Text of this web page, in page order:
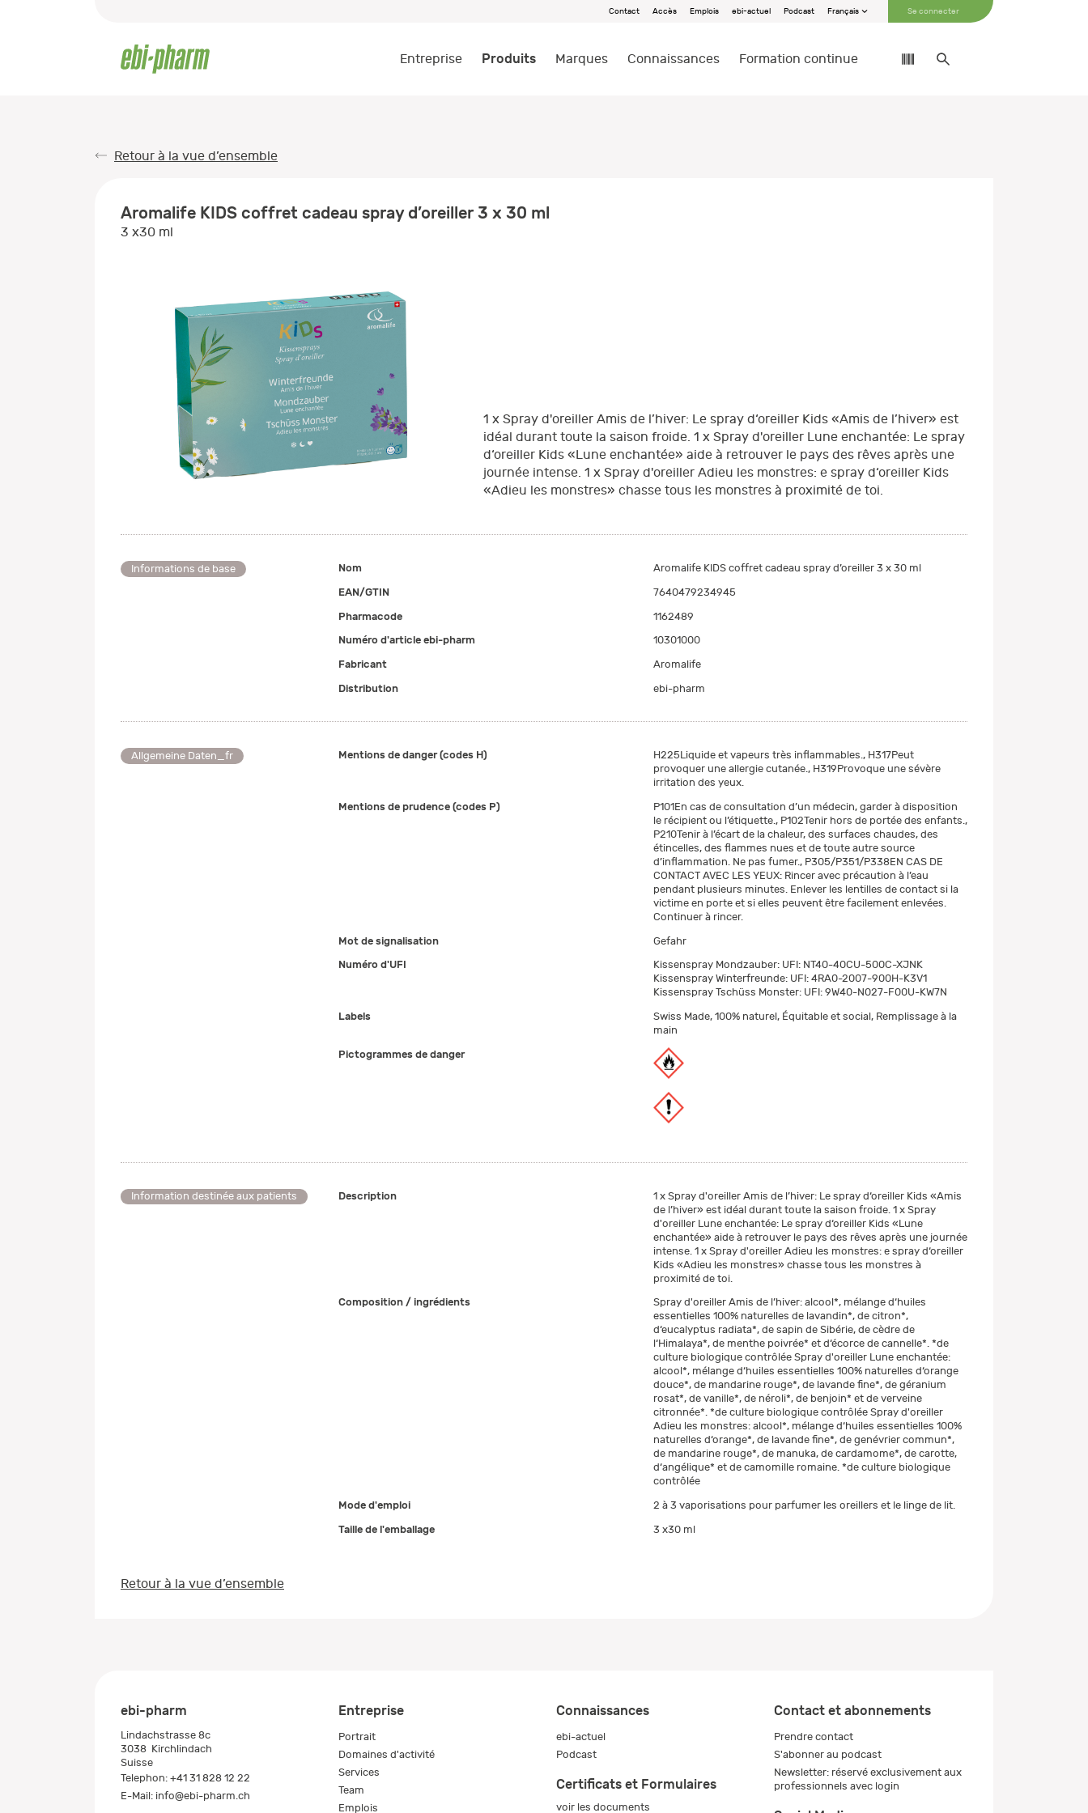
Contact Accès Emplois ebi-actuel Podcast Français Se connecter
Entreprise Produits Marques Connaissances Formation continue
Retour à la vue d’ensemble
Aromalife KIDS coffret cadeau spray d’oreiller 3 x 30 ml
3 x30 ml
1 x Spray d'oreiller Amis de l’hiver: Le spray d‘oreiller Kids «Amis de l’hiver» est
idéal durant toute la saison froide. 1 x Spray d'oreiller Lune enchantée: Le spray
d‘oreiller Kids «Lune enchantée» aide à retrouver le pays des rêves après une
journée intense. 1 x Spray d'oreiller Adieu les monstres: e spray d‘oreiller Kids
«Adieu les monstres» chasse tous les monstres à proximité de toi.
Informations de base Nom
Aromalife KIDS coffret cadeau spray d’oreiller 3 x 30 ml
EAN/GTIN
7640479234945
Pharmacode
1162489
Numéro d'article ebi-pharm
10301000
Fabricant
Aromalife
Distribution
ebi-pharm
Allgemeine Daten_fr Mentions de danger (codes H)
H225Liquide et vapeurs très inflammables., H317Peut
provoquer une allergie cutanée., H319Provoque une sévère
irritation des yeux.
Mentions de prudence (codes P)
P101En cas de consultation d’un médecin, garder à disposition
le récipient ou l’étiquette., P102Tenir hors de portée des enfants.,
P210Tenir à l’écart de la chaleur, des surfaces chaudes, des
étincelles, des flammes nues et de toute autre source
d’inflammation. Ne pas fumer., P305/P351/P338EN CAS DE
CONTACT AVEC LES YEUX: Rincer avec précaution à l’eau
pendant plusieurs minutes. Enlever les lentilles de contact si la
victime en porte et si elles peuvent être facilement enlevées.
Continuer à rincer.
Mot de signalisation
Gefahr
Numéro d'UFI
Kissenspray Mondzauber: UFI: NT40-40CU-500C-XJNK
Kissenspray Winterfreunde: UFI: 4RA0-2007-900H-K3V1
Kissenspray Tschüss Monster: UFI: 9W40-N027-F00U-KW7N
Labels
Swiss Made, 100% naturel, Équitable et social, Remplissage à la
main
Pictogrammes de danger
Information destinée aux patients Description
1 x Spray d'oreiller Amis de l’hiver: Le spray d‘oreiller Kids «Amis
de l’hiver» est idéal durant toute la saison froide. 1 x Spray
d'oreiller Lune enchantée: Le spray d‘oreiller Kids «Lune
enchantée» aide à retrouver le pays des rêves après une journée
intense. 1 x Spray d'oreiller Adieu les monstres: e spray d‘oreiller
Kids «Adieu les monstres» chasse tous les monstres à
proximité de toi.
Composition / ingrédients
Spray d'oreiller Amis de l’hiver: alcool*, mélange d‘huiles
essentielles 100% naturelles de lavandin*, de citron*,
d‘eucalyptus radiata*, de sapin de Sibérie, de cèdre de
l‘Himalaya*, de menthe poivrée* et d‘écorce de cannelle*. *de
culture biologique contrôlée Spray d'oreiller Lune enchantée:
alcool*, mélange d‘huiles essentielles 100% naturelles d‘orange
douce*, de mandarine rouge*, de lavande fine*, de géranium
rosat*, de vanille*, de néroli*, de benjoin* et de verveine
citronnée*. *de culture biologique contrôlée Spray d'oreiller
Adieu les monstres: alcool*, mélange d‘huiles essentielles 100%
naturelles d‘orange*, de lavande fine*, de genévrier commun*,
de mandarine rouge*, de manuka, de cardamome*, de carotte,
d‘angélique* et de camomille romaine. *de culture biologique
contrôlée
Mode d'emploi
2 à 3 vaporisations pour parfumer les oreillers et le linge de lit.
Taille de l'emballage
3 x30 ml
Retour à la vue d’ensemble
ebi-pharm
Lindachstrasse 8c
3038 Kirchlindach
Suisse
Telephon: +41 31 828 12 22
E-Mail: info@ebi-pharm.ch
Entreprise
Portrait
Domaines d'activité
Services
Team
Emplois
Connaissances
ebi-actuel
Podcast
Certificats et Formulaires
voir les documents
Contact et abonnements
Prendre contact
S'abonner au podcast
Newsletter: réservé exclusivement aux
professionnels avec login